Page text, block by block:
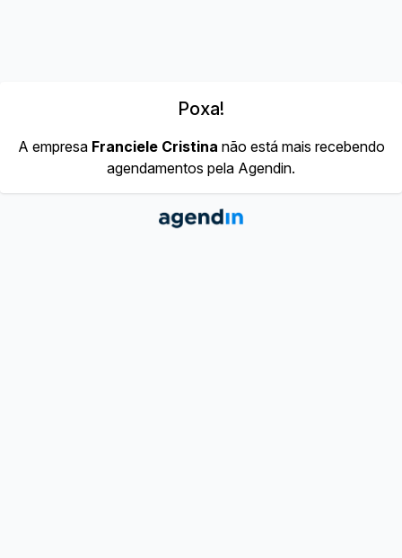
Poxa!
A empresa Franciele Cristina não está mais recebendo
agendamentos pela Agendin.